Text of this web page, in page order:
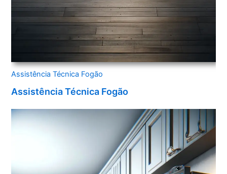
Assistência Técnica Fogão
Assistência Técnica Fogão